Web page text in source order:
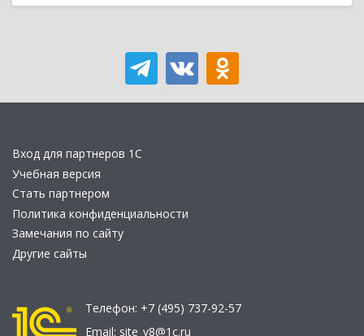
Вход для партнеров 1С
Учебная версия
Стать партнером
Политика конфиденциальности
Замечания по сайту
Другие сайты
Телефон: +7 (495) 737-92-57
Email: site_v8@1c.ru